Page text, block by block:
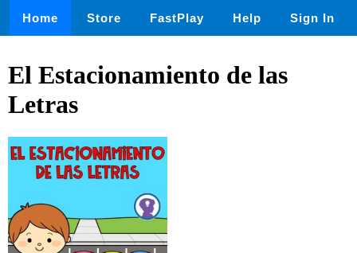
Home Store FastPlay Help Sign In
El Estacionamiento de las
Letras